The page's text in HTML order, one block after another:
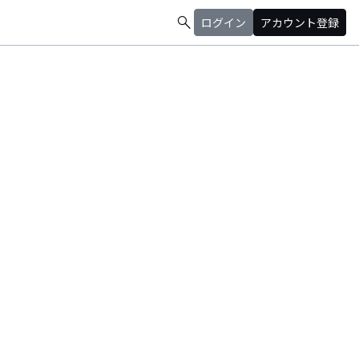
search ログイン アカウント登録